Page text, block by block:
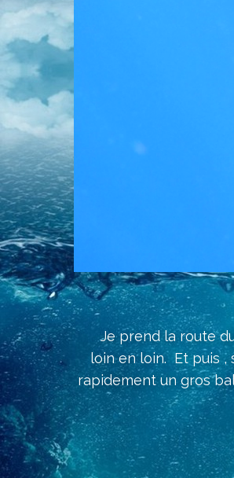
Je prend la route du
loin en loin. Et puis ,
rapidement un gros